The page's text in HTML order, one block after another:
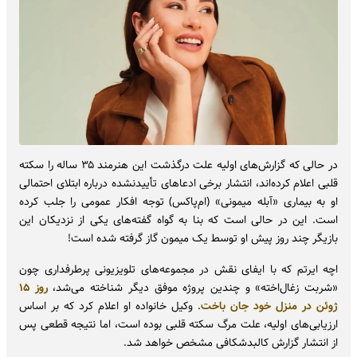
در حالی که گزارش‌های اولیه علت درگذشت این هنرمند ۳۵ ساله را سکته
قلبی اعلام کرده‌اند، انتشار برخی ادعاهای تأییدنشده درباره ابتلای احتمالی
او به بیماری «آبله میمونی» (ام‌پاکس) توجه افکار عمومی را جلب کرده
است. این در حالی است که بنا به گواه گفته‌های یکی از نزدیکان این
بازیگر چند روز پیش او توسط یک میمون گاز گرفته شده است!
اچه ایرتم که با ایفای نقش در مجموعه‌های تلویزیونی پرطرفداری چون
«شربت زغال‌اخته» و چندین پروژه موفق دیگر شناخته می‌شد،
روز ۱۵
ژوئن در منزل خود جان باخت. وکیل خانواده او اعلام کرد که بر اساس
ارزیابی‌های اولیه، علت مرگ سکته قلبی بوده است، اما نتیجه قطعی پس
از انتشار گزارش کالبدشکافی مشخص خواهد شد.